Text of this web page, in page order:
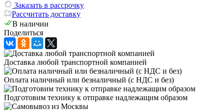
Заказать в рассрочку
Рассчитать доставку
В наличии
Поделиться
Доставка любой транспортной компанией
Оплата наличный или безналичный (с НДС и без)
Подготовим технику к отправке надлежащим образом